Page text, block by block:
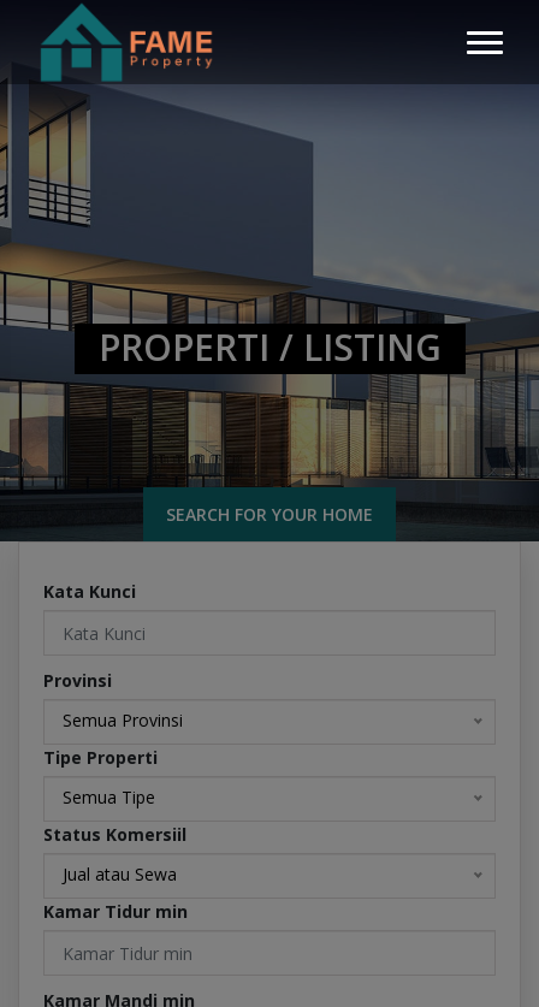
PROPERTI / LISTING
SEARCH FOR YOUR HOME
Kata Kunci
Provinsi
Semua Provinsi
Tipe Properti
Semua Tipe
Status Komersiil
Jual atau Sewa
Kamar Tidur min
Kamar Mandi min